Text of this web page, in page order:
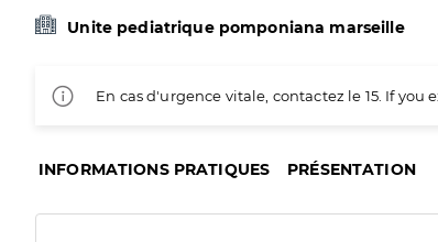
Unite pediatrique pomponiana marseille
En cas d'urgence vitale, contactez le 15. If
INFORMATIONS PRATIQUES PRÉSENTATION